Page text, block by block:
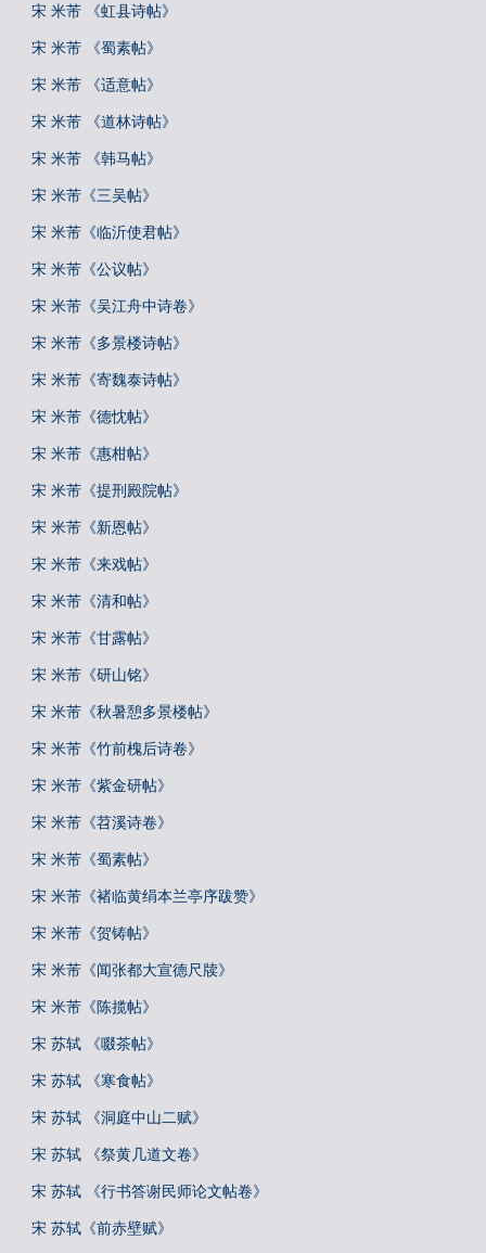
宋 米芾 《虹县诗帖》
宋 米芾 《蜀素帖》
宋 米芾 《适意帖》
宋 米芾 《道林诗帖》
宋 米芾 《韩马帖》
宋 米芾《三吴帖》
宋 米芾《临沂使君帖》
宋 米芾《公议帖》
宋 米芾《吴江舟中诗卷》
宋 米芾《多景楼诗帖》
宋 米芾《寄魏泰诗帖》
宋 米芾《德忱帖》
宋 米芾《惠柑帖》
宋 米芾《提刑殿院帖》
宋 米芾《新恩帖》
宋 米芾《来戏帖》
宋 米芾《清和帖》
宋 米芾《甘露帖》
宋 米芾《研山铭》
宋 米芾《秋暑憩多景楼帖》
宋 米芾《竹前槐后诗卷》
宋 米芾《紫金研帖》
宋 米芾《苕溪诗卷》
宋 米芾《蜀素帖》
宋 米芾《褚临黄绢本兰亭序跋赞》
宋 米芾《贺铸帖》
宋 米芾《闻张都大宣德尺牍》
宋 米芾《陈揽帖》
宋 苏轼 《啜茶帖》
宋 苏轼 《寒食帖》
宋 苏轼 《洞庭中山二赋》
宋 苏轼 《祭黄几道文卷》
宋 苏轼 《行书答谢民师论文帖卷》
宋 苏轼《前赤壁赋》